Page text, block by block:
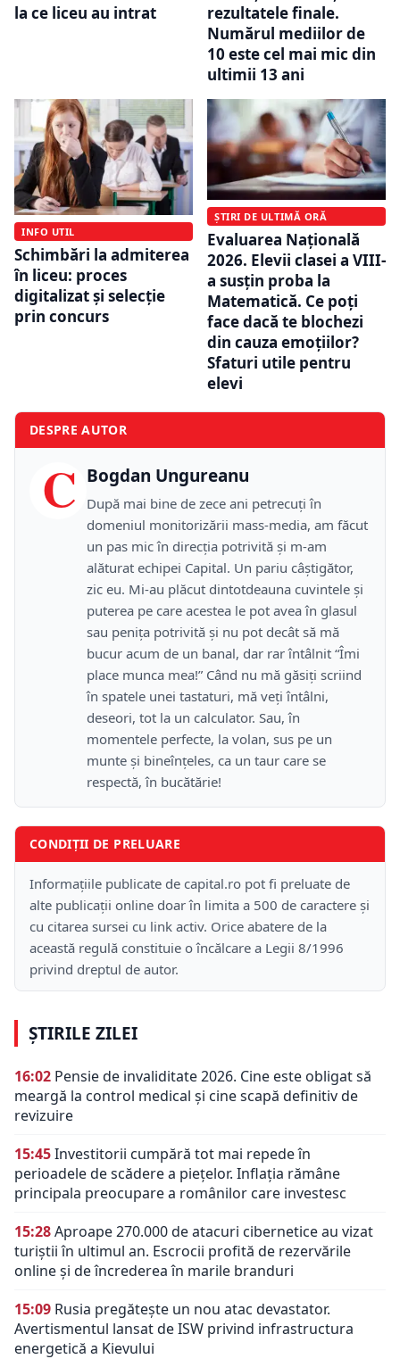
la ce liceu au intrat
rezultatele finale.
Numărul mediilor de
10 este cel mai mic din
ultimii 13 ani
INFO UTIL
Schimbări la admiterea
în liceu: proces
digitalizat și selecție
prin concurs
ȘTIRI DE ULTIMĂ ORĂ
Evaluarea Națională
2026. Elevii clasei a VIII-
a susțin proba la
Matematică. Ce poți
face dacă te blochezi
din cauza emoțiilor?
Sfaturi utile pentru
elevi
DESPRE AUTOR
C Bogdan Ungureanu
După mai bine de zece ani petrecuţi în
domeniul monitorizării mass-media, am făcut
un pas mic în direcţia potrivită şi m-am
alăturat echipei Capital. Un pariu câştigător,
zic eu. Mi-au plăcut dintotdeauna cuvintele şi
puterea pe care acestea le pot avea în glasul
sau peniţa potrivită şi nu pot decât să mă
bucur acum de un banal, dar rar întâlnit “Îmi
place munca mea!” Când nu mă găsiţi scriind
în spatele unei tastaturi, mă veţi întâlni,
deseori, tot la un calculator. Sau, în
momentele perfecte, la volan, sus pe un
munte şi bineînţeles, ca un taur care se
respectă, în bucătărie!
CONDIȚII DE PRELUARE
Informațiile publicate de capital.ro pot fi preluate de
alte publicații online doar în limita a 500 de caractere și
cu citarea sursei cu link activ. Orice abatere de la
această regulă constituie o încălcare a Legii 8/1996
privind dreptul de autor.
ȘTIRILE ZILEI
16:02 Pensie de invaliditate 2026. Cine este obligat să
meargă la control medical și cine scapă definitiv de
revizuire
15:45Investitorii cumpără tot mai repede în
perioadele de scădere a piețelor. Inflația rămâne
principala preocupare a românilor care investesc
15:28Aproape 270.000 de atacuri cibernetice au vizat
turiștii în ultimul an. Escrocii profită de rezervările
online și de încrederea în marile branduri
15:09 Rusia pregătește un nou atac devastator.
Avertismentul lansat de ISW privind infrastructura
energetică a Kievului